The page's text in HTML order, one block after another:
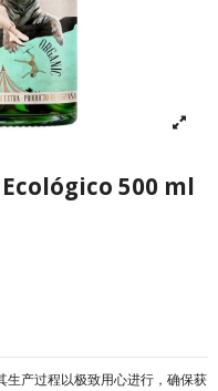
500 ml
产过程以极致用心进行，确保获